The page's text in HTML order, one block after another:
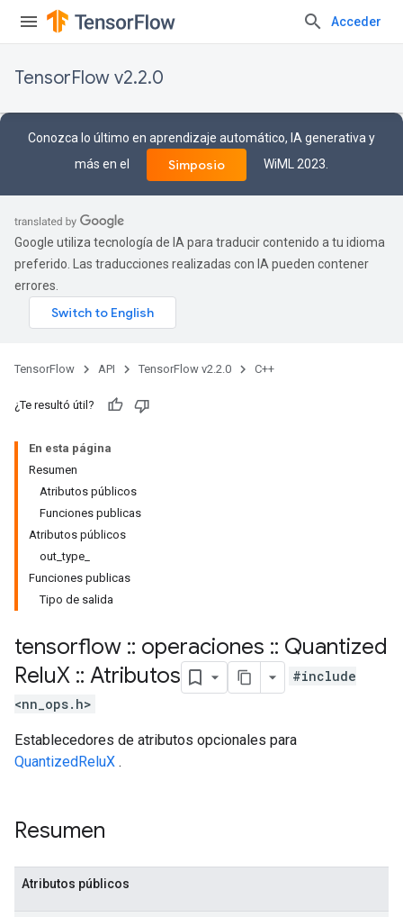
Acceder
TensorFlow v2.2.0
Conozca lo último en aprendizaje automático, IA generativa y
más en el
Simposio WiML 2023.
Google utiliza tecnología de IA para traducir contenido a tu idioma
preferido. Las traducciones realizadas con IA pueden contener
errores.
TensorFlow API TensorFlow v2.2.0 C++
¿Te resultó útil?
En esta página
Resumen
Atributos públicos
Funciones publicas
Atributos públicos
out_type_
Funciones publicas
Tipo de salida
tensorflow :: operaciones :: Quantized
ReluX :: Atributos
#include
<nn_ops.h>
Establecedores de atributos opcionales para
QuantizedReluX .
Resumen
Atributos públicos